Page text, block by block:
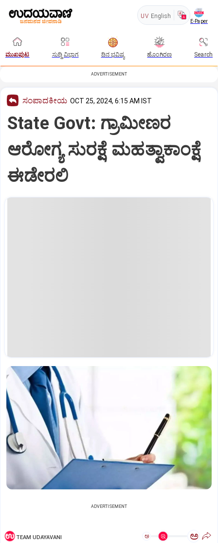
UV English
E-Paper
ಮುಖಪುಟ ಸುದ್ದಿ ವಿಭಾಗ ದಿನ ಭವಿಷ್ಯ ಹೊಂಗಿರಣ Search
ADVERTISEMENT
ಸಂಪಾದಕೀಯ OCT 25, 2024, 6:15 AM IST
State Govt: ಗ್ರಾಮೀಣರ
ಆರೋಗ್ಯ ಸುರಕ್ಷೆ ಮಹತ್ವಾಕಾಂಕ್ಷೆ
ಈಡೇರಲಿ
ADVERTISEMENT
TEAM UDAYAVANI ಅ ಅ